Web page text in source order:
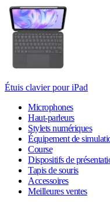
Étuis clavier pour iPad
Microphones
Haut-parleurs
Stylets numériques
Équipement de
Course
Dispositifs de
Tapis de souris
Accessoires
Meilleures ventes